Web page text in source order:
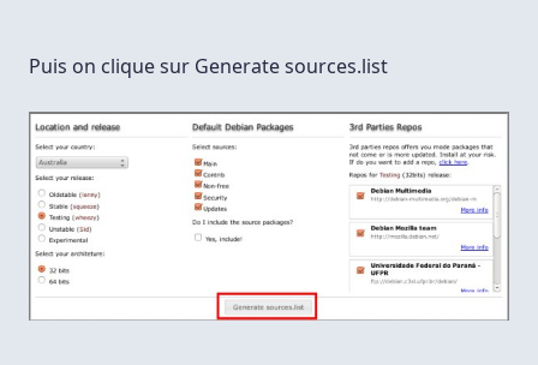
Puis on clique sur Generate sources.list